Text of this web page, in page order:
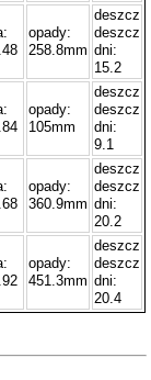
opady:
258.8mm
deszcz
deszcz
dni:
15.2
opady:
105mm
deszcz
deszcz
dni:
9.1
opady:
360.9mm
deszcz
deszcz
dni:
20.2
opady:
451.3mm
deszcz
deszcz
dni:
20.4